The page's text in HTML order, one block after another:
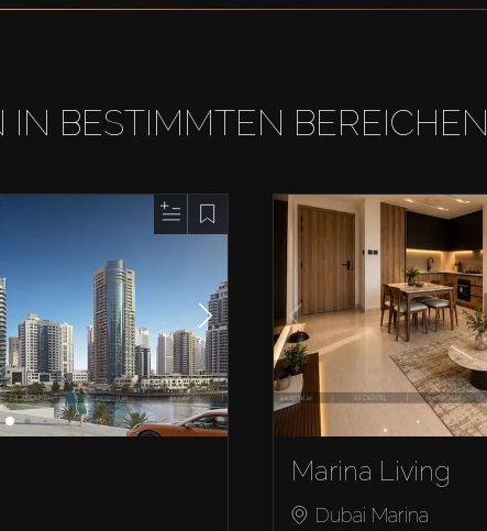
BESTIMMTEN BEREICHEN
Marina Living
Dubai Marina